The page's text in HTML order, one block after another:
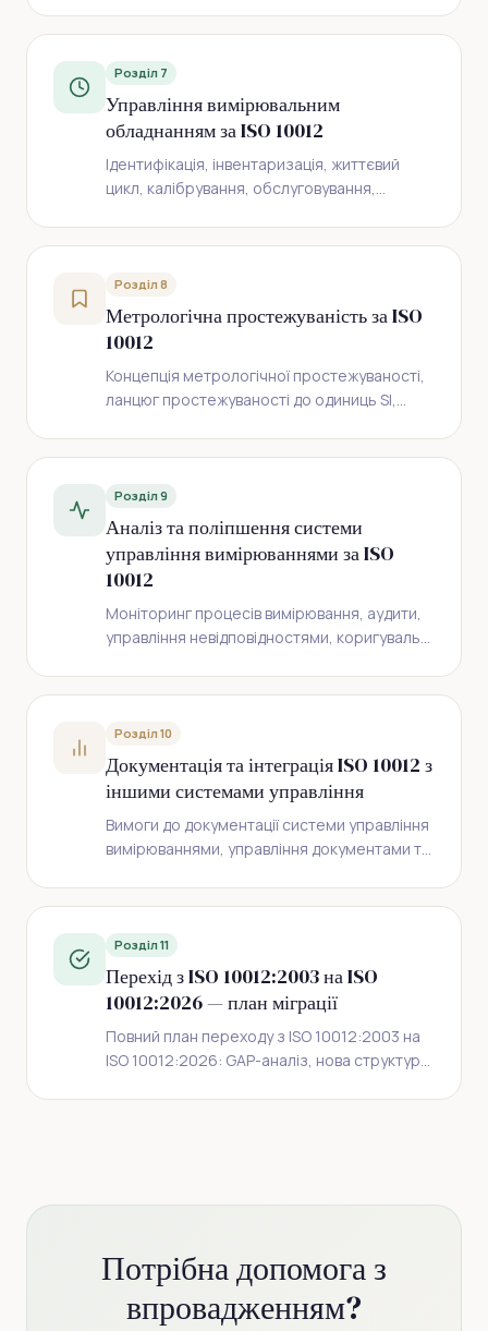
Розділ 7
Управління вимірювальним
обладнанням за ISO 10012
Ідентифікація, інвентаризація, життєвий
цикл, калібрування, обслуговування,
Розділ 8
Метрологічна простежуваність за ISO
10012
Концепція метрологічної простежуваності,
ланцюг простежуваності до одиниць SI,
Розділ 9
Аналіз та поліпшення системи
управління вимірюваннями за ISO
10012
Моніторинг процесів вимірювання, аудити,
управління невідповідностями, коригувальні
Розділ 10
Документація та інтеграція ISO 10012 з
іншими системами управління
Вимоги до документації системи управління
вимірюваннями, управління документами та
Розділ 11
Перехід з ISO 10012:2003 на ISO
10012:2026 — план міграції
Повний план переходу з ISO 10012:2003 на
ISO 10012:2026: GAP-аналіз, нова структура,
Потрібна допомога з
впровадженням?